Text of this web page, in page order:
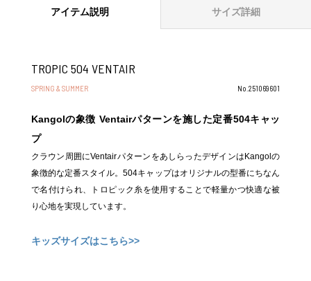
アイテム説明 サイズ詳細
TROPIC 504 VENTAIR
SPRING & SUMMER No.251069601
Kangolの象徴 Ventairパターンを施した定番504キャッ
プ
クラウン周囲にVentairパターンをあしらったデザインはKangolの
象徴的な定番スタイル。504キャップはオリジナルの型番にちなん
で名付けられ、トロピック糸を使用することで軽量かつ快適な被
り心地を実現しています。
キッズサイズはこちら>>